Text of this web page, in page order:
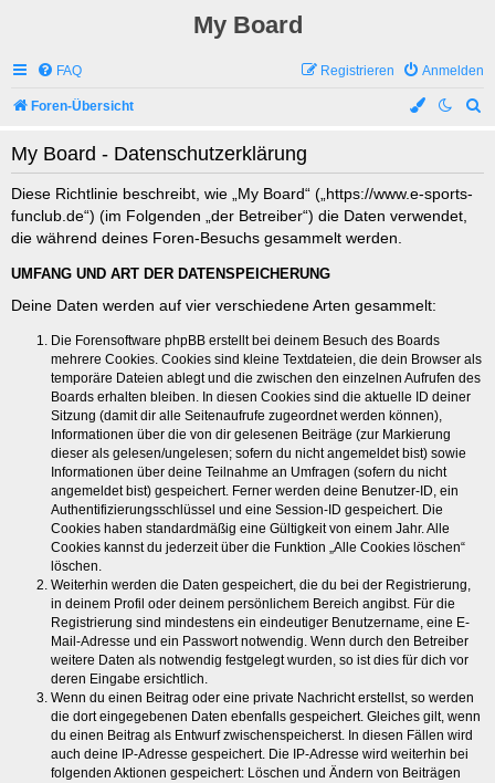
My Board
FAQ Anmelden
Registrieren
Foren-Übersicht
My Board - Datenschutzerklärung
Diese Richtlinie beschreibt, wie „My Board“ („https://www.e-sports-
funclub.de“) (im Folgenden „der Betreiber“) die Daten verwendet,
die während deines Foren-Besuchs gesammelt werden.
UMFANG UND ART DER DATENSPEICHERUNG
Deine Daten werden auf vier verschiedene Arten gesammelt:
Die Forensoftware phpBB erstellt bei deinem Besuch des Boards
mehrere Cookies. Cookies sind kleine Textdateien, die dein Browser als
temporäre Dateien ablegt und die zwischen den einzelnen Aufrufen des
Boards erhalten bleiben. In diesen Cookies sind die aktuelle ID deiner
Sitzung (damit dir alle Seitenaufrufe zugeordnet werden können),
Informationen über die von dir gelesenen Beiträge (zur Markierung
dieser als gelesen/ungelesen; sofern du nicht angemeldet bist) sowie
Informationen über deine Teilnahme an Umfragen (sofern du nicht
angemeldet bist) gespeichert. Ferner werden deine Benutzer-ID, ein
Authentifizierungsschlüssel und eine Session-ID gespeichert. Die
Cookies haben standardmäßig eine Gültigkeit von einem Jahr. Alle
Cookies kannst du jederzeit über die Funktion „Alle Cookies löschen“
löschen.
Weiterhin werden die Daten gespeichert, die du bei der Registrierung,
in deinem Profil oder deinem persönlichem Bereich angibst. Für die
Registrierung sind mindestens ein eindeutiger Benutzername, eine E-
Mail-Adresse und ein Passwort notwendig. Wenn durch den Betreiber
weitere Daten als notwendig festgelegt wurden, so ist dies für dich vor
deren Eingabe ersichtlich.
Wenn du einen Beitrag oder eine private Nachricht erstellst, so werden
die dort eingegebenen Daten ebenfalls gespeichert. Gleiches gilt, wenn
du einen Beitrag als Entwurf zwischenspeicherst. In diesen Fällen wird
auch deine IP-Adresse gespeichert. Die IP-Adresse wird weiterhin bei
folgenden Aktionen gespeichert: Löschen und Ändern von Beiträgen